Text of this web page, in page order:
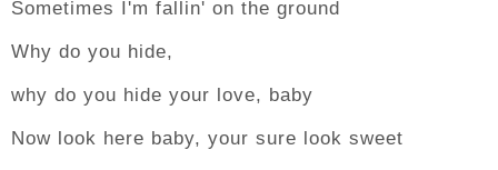
Sometimes I'm fallin' on the ground
Why do you hide,
why do you hide your love, baby
Now look here baby, your sure look sweet